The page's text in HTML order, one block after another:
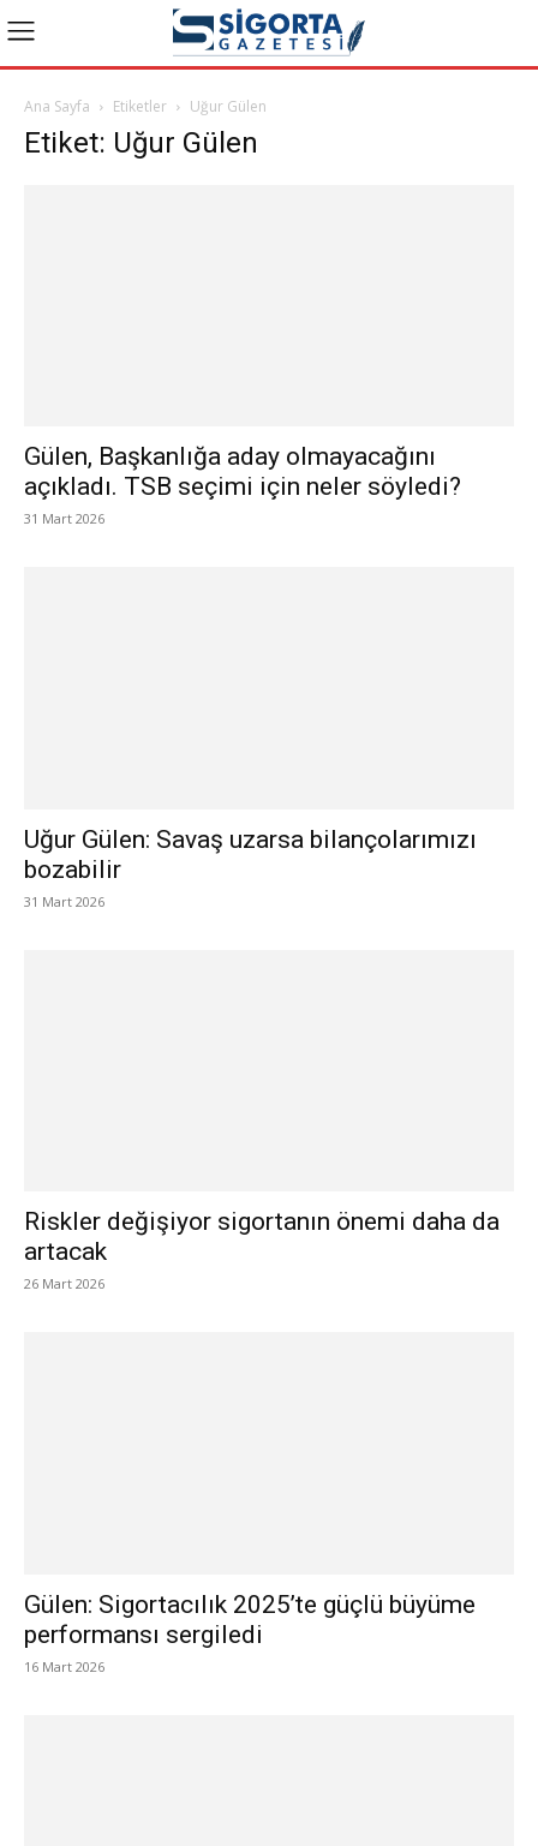
Ana Sayfa Etiketler Uğur Gülen
Etiket: Uğur Gülen
Gülen, Başkanlığa aday olmayacağını
açıkladı. TSB seçimi için neler söyledi?
31 Mart 2026
Uğur Gülen: Savaş uzarsa bilançolarımızı
bozabilir
31 Mart 2026
Riskler değişiyor sigortanın önemi daha da
artacak
26 Mart 2026
Gülen: Sigortacılık 2025’te güçlü büyüme
performansı sergiledi
16 Mart 2026